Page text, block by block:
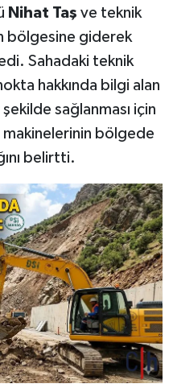
Nihat Taş ve teknik
bölgesine giderek
Sahadaki teknik
hakkında bilgi alan
sağlanması için
makinelerinin bölgede
belirtti.